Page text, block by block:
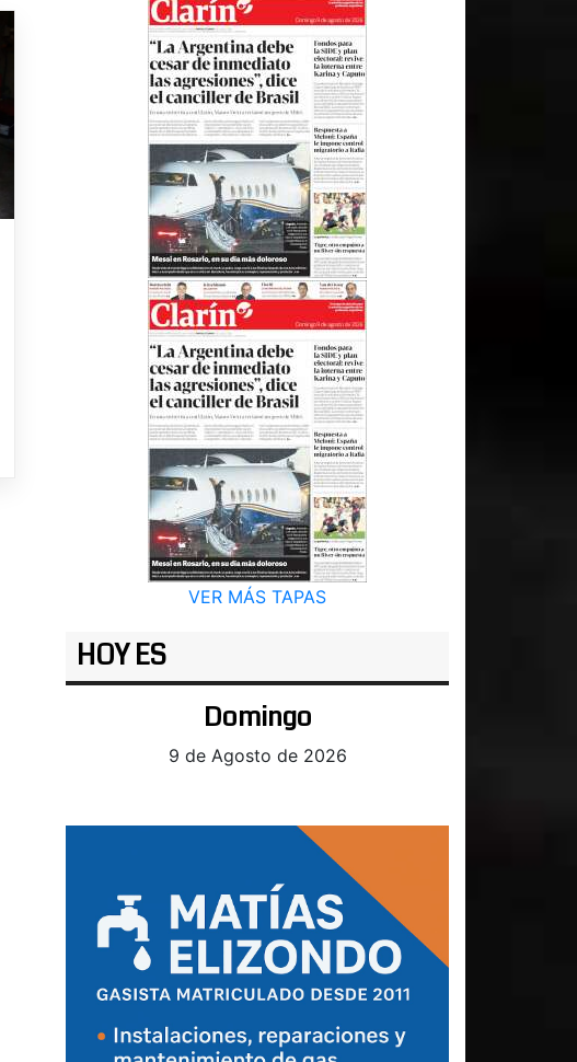
VER MÁS TAPAS
HOY ES
Domingo
9 de Agosto de 2026